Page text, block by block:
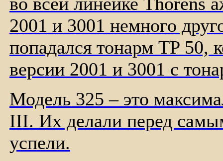
2001 и 3001 немного
попадался тонарм TP 50,
версии 2001 и 3001 с
Модель 325 – это
III. Их делали перед
успели.